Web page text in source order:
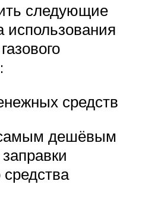
следующие
средств
дешёвым
средства